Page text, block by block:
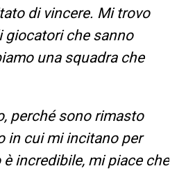
di vincere. Mi trovo
giocatori che sanno
una squadra che
perché sono rimasto
in cui mi incitano per
incredibile, mi piace che